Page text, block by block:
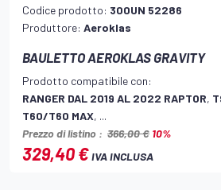
Codice prodotto: 300UN 52286
Produttore: Aeroklas
BAULETTO AEROKLAS GRAVITY
Prodotto compatibile con:
RANGER DAL 2019 AL 2022 RAPTOR,
T60/T60 MAX, ...
Prezzo di listino : 366,00 € 10%
329,40 €IVA INCLUSA